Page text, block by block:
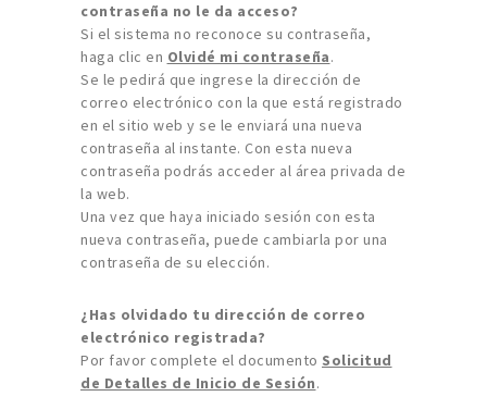
contraseña no le da acceso?
Si el sistema no reconoce su contraseña,
haga clic en Olvidé mi contraseña.
Se le pedirá que ingrese la dirección de
correo electrónico con la que está registrado
en el sitio web y se le enviará una nueva
contraseña al instante. Con esta nueva
contraseña podrás acceder al área privada de
la web.
Una vez que haya iniciado sesión con esta
nueva contraseña, puede cambiarla por una
contraseña de su elección.
¿Has olvidado tu dirección de correo
electrónico registrada?
Por favor complete el documento Solicitud
de Detalles de Inicio de Sesión.